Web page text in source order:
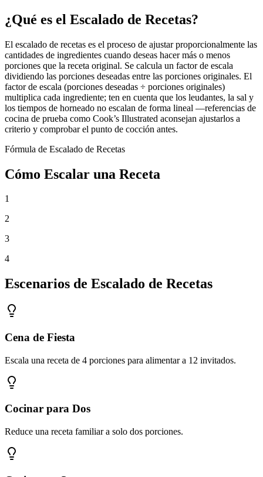
¿Qué es el Escalado de Recetas?
El escalado de recetas es el proceso de ajustar proporcionalmente las
cantidades de ingredientes cuando deseas hacer más o menos
porciones que la receta original. Se calcula un factor de escala
dividiendo las porciones deseadas entre las porciones originales. El
factor de escala (porciones deseadas ÷ porciones originales)
multiplica cada ingrediente; ten en cuenta que los leudantes, la sal y
los tiempos de horneado no escalan de forma lineal —referencias de
cocina de prueba como Cook’s Illustrated aconsejan ajustarlos a
criterio y comprobar el punto de cocción antes.
Fórmula de Escalado de Recetas
Cómo Escalar una Receta
1
2
3
4
Escenarios de Escalado de Recetas
Cena de Fiesta
Escala una receta de 4 porciones para alimentar a 12 invitados.
Cocinar para Dos
Reduce una receta familiar a solo dos porciones.